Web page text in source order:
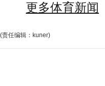
更多体育新闻
(责任编辑：kuner)